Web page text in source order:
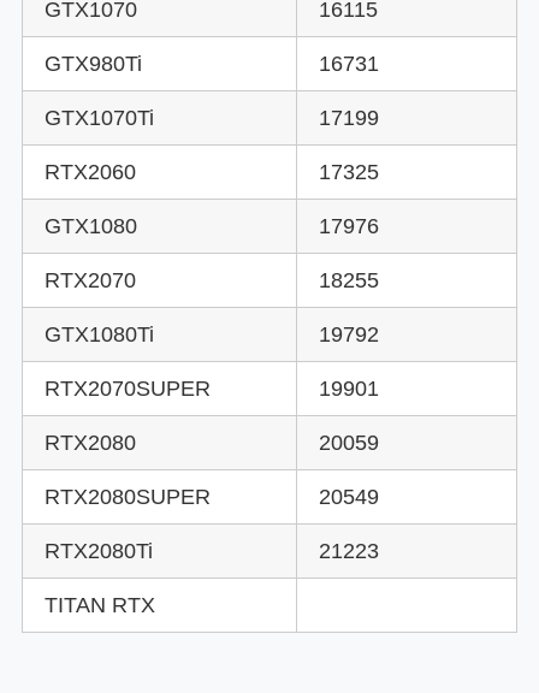
GTX1070 16115
GTX980Ti 16731
GTX1070Ti 17199
RTX2060 17325
GTX1080 17976
RTX2070 18255
GTX1080Ti 19792
RTX2070SUPER 19901
RTX2080 20059
RTX2080SUPER 20549
RTX2080Ti 21223
TITAN RTX